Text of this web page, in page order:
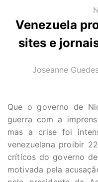
Venezuela
sites e
AUTOR(A):
Joseanne
Que o governo de
guerra com a
mas a crise foi
venezuelana proibir
críticos do governo
motivada pela